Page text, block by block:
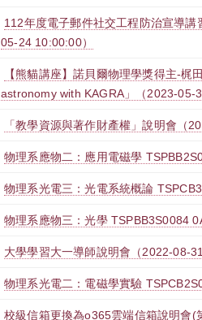
112年度電子郵件社交工程防治宣導
05-24 10:00:00）
【熊貓講座】諾貝爾物理學獎得主-
astronomy with KAGRA」（2023-05-
「教學資源與著作財產權」說明會（
物理系應物二：應用電磁學
物理系光電三：光電系統概論
物理系應物三：光學 TSPBB3S0084
大學學習大一導師說明會（2022-08-
物理系光電二：電磁學實驗
校級信箱更換為o365雲端信箱說明會